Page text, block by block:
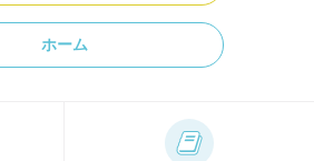
ホーム